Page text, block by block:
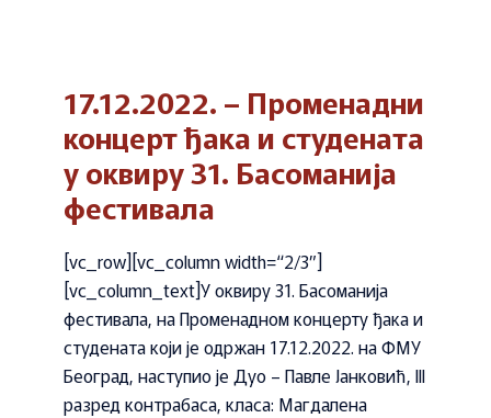
17.12.2022. – Променадни
концерт ђака и студената
у оквиру 31. Басоманија
фестивала
[vc_row][vc_column width=“2/3″]
[vc_column_text]У оквиру 31. Басоманија
фестивала, на Променадном концерту ђака и
студената који је одржан 17.12.2022. на ФМУ
Београд, наступио је Дуо – Павле Јанковић, III
разред контрабаса, класа: Магдалена